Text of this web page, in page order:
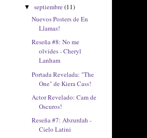
▼ septiembre(11)
Nuevos Posters de En
Llamas!
Reseña #8: No me
olvides - Cheryl
Lanham
Portada Revelada: "The
One" de Kiera Cass!
Actor Revelado: Cam de
Oscuros!
Reseña #7: Abzurdah -
Cielo Latini